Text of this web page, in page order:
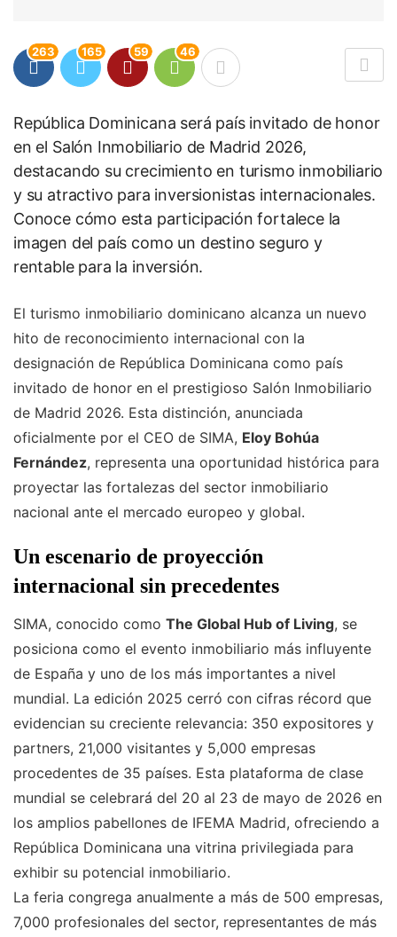
263 165 59 46
República Dominicana será país invitado de honor
en el Salón Inmobiliario de Madrid 2026,
destacando su crecimiento en turismo inmobiliario
y su atractivo para inversionistas internacionales.
Conoce cómo esta participación fortalece la
imagen del país como un destino seguro y
rentable para la inversión.
El turismo inmobiliario dominicano alcanza un nuevo
hito de reconocimiento internacional con la
designación de República Dominicana como país
invitado de honor en el prestigioso Salón Inmobiliario
de Madrid 2026. Esta distinción, anunciada
oficialmente por el CEO de SIMA, Eloy Bohúa
Fernández, representa una oportunidad histórica para
proyectar las fortalezas del sector inmobiliario
nacional ante el mercado europeo y global.
Un escenario de proyección
internacional sin precedentes
SIMA, conocido como The Global Hub of Living, se
posiciona como el evento inmobiliario más influyente
de España y uno de los más importantes a nivel
mundial. La edición 2025 cerró con cifras récord que
evidencian su creciente relevancia: 350 expositores y
partners, 21,000 visitantes y 5,000 empresas
procedentes de 35 países. Esta plataforma de clase
mundial se celebrará del 20 al 23 de mayo de 2026 en
los amplios pabellones de IFEMA Madrid, ofreciendo a
República Dominicana una vitrina privilegiada para
exhibir su potencial inmobiliario.
La feria congrega anualmente a más de 500 empresas,
7,000 profesionales del sector, representantes de más